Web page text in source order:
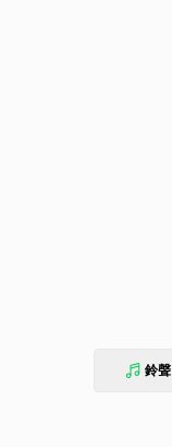
鈴聲